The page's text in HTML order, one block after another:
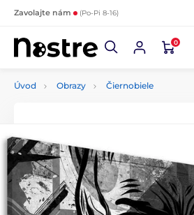
Zavolajte nám (Po-Pi 8-16)
0
Úvod Obrazy Čiernobiele